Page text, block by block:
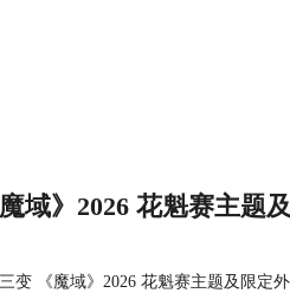
域》2026 花魁赛主题
变 《魔域》2026 花魁赛主题及限定